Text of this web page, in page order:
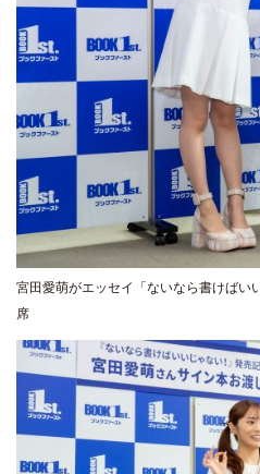
宮田愛萌がエッセイ「ないなら書けばい
席